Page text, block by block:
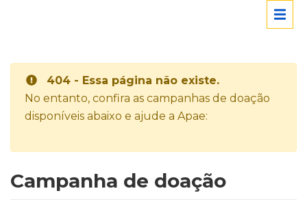
404 - Essa página não existe.
No entanto, confira as campanhas de doação
disponíveis abaixo e ajude a Apae:
Campanha de doação